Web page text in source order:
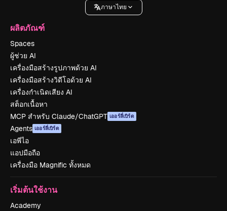
ภาษาไทย
ผลิตภัณฑ์
Spaces
ผู้ช่วย AI
เครื่องมือสร้างรูปภาพด้วย AI
เครื่องมือสร้างวิดีโอด้วย AI
เครื่องกำเนิดเสียง AI
สต็อกเนื้อหา
MCP สำหรับ Claude/ChatGPT เออร์ลี่เบิร์ด
Agents เออร์ลี่เบิร์ด
เอพีไอ
แอปมือถือ
เครื่องมือ Magnific ทั้งหมด
เริ่มต้นใช้งาน
Academy